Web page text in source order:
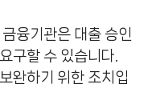
융기관은 대출 승인
구할 수 있습니다.
완하기 위한 조치입